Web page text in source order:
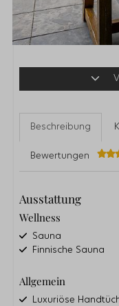
Beschreibung
Bewertungen
Ausstattung
Wellness
Sauna
Finnische Sauna
Allgemein
Luxuriöse